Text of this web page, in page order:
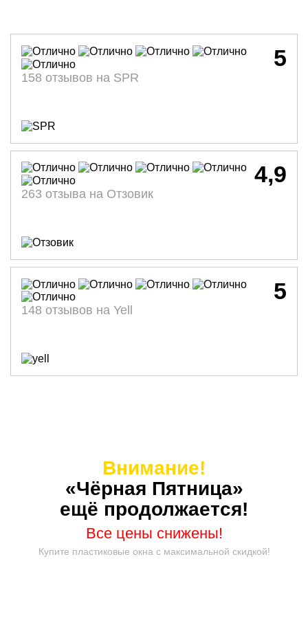
5
158 отзывов на SPR
4,9
263 отзыва на Отзовик
5
148 отзывов на Yell
Внимание!
«Чёрная Пятница»
ещё продолжается!
Все цены снижены!
Купите пластиковые окна с максимальной скидкой!